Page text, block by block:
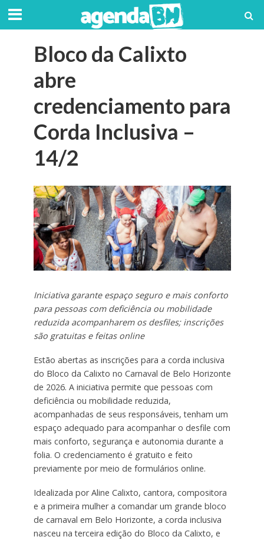
Bloco da Calixto
abre
credenciamento para
Corda Inclusiva –
14/2
Iniciativa garante espaço seguro e mais conforto
para pessoas com deficiência ou mobilidade
reduzida acompanharem os desfiles; inscrições
são gratuitas e feitas online
Estão abertas as inscrições para a corda inclusiva
do Bloco da Calixto no Carnaval de Belo Horizonte
de 2026. A iniciativa permite que pessoas com
deficiência ou mobilidade reduzida,
acompanhadas de seus responsáveis, tenham um
espaço adequado para acompanhar o desfile com
mais conforto, segurança e autonomia durante a
folia. O credenciamento é gratuito e feito
previamente por meio de formulários online.
Idealizada por Aline Calixto, cantora, compositora
e a primeira mulher a comandar um grande bloco
de carnaval em Belo Horizonte, a corda inclusiva
nasceu na terceira edição do Bloco da Calixto, e